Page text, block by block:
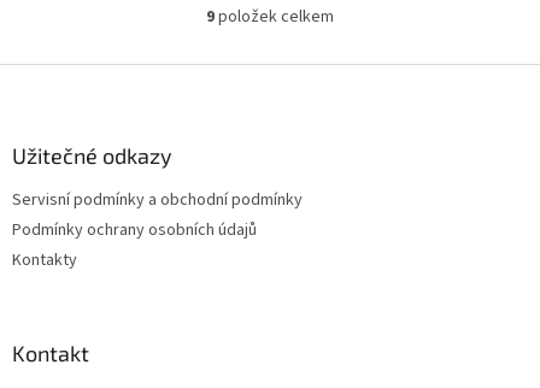
O
l
p
9položek celkem
Užitečné odkazy
Servisní podmínky a obchodní podmínky
Podmínky ochrany osobních údajů
Kontakty
Kontakt